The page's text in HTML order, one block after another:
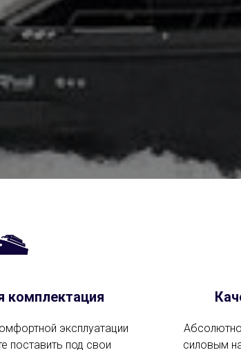
комплектация
эксплуатации
поставить под свои
силовым